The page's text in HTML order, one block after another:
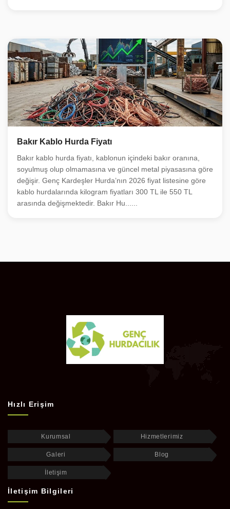
Bakır Kablo Hurda Fiyatı
Bakır kablo hurda fiyatı, kablonun içindeki bakır oranına,
soyulmuş olup olmamasına ve güncel metal piyasasına göre
değişir. Genç Kardeşler Hurda’nın 2026 fiyat listesine göre
kablo hurdalarında kilogram fiyatları 300 TL ile 550 TL
arasında değişmektedir. Bakır Hu......
Hızlı Erişim
Kurumsal Hizmetlerimiz
Galeri Blog
İletişim
İletişim Bilgileri